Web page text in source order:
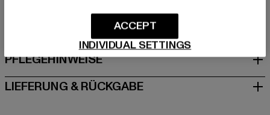
GRÖSSE & PASSFORM
PFLEGEHINWEISE
LIEFERUNG & RÜCKGABE
INDIVIDUAL SETTINGS
ACCEPT